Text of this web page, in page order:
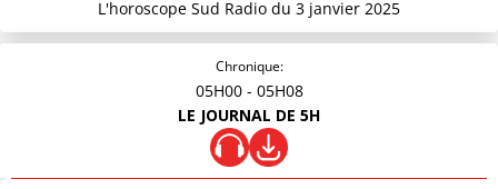
L'horoscope Sud Radio du 3 janvier 2025
Chronique:
05H00 - 05H08
LE JOURNAL DE 5H